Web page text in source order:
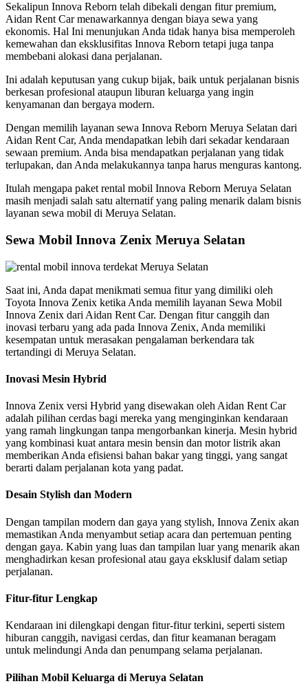
Sekalipun Innova Reborn telah dibekali dengan fitur premium,
Aidan Rent Car menawarkannya dengan biaya sewa yang
ekonomis. Hal Ini menunjukan Anda tidak hanya bisa memperoleh
kemewahan dan eksklusifitas Innova Reborn tetapi juga tanpa
membebani alokasi dana perjalanan.
Ini adalah keputusan yang cukup bijak, baik untuk perjalanan bisnis
berkesan profesional ataupun liburan keluarga yang ingin
kenyamanan dan bergaya modern.
Dengan memilih layanan sewa Innova Reborn Meruya Selatan dari
Aidan Rent Car, Anda mendapatkan lebih dari sekadar kendaraan
sewaan premium. Anda bisa mendapatkan perjalanan yang tidak
terlupakan, dan Anda melakukannya tanpa harus menguras kantong.
Itulah mengapa paket rental mobil Innova Reborn Meruya Selatan
masih menjadi salah satu alternatif yang paling menarik dalam bisnis
layanan sewa mobil di Meruya Selatan.
Sewa Mobil Innova Zenix Meruya Selatan
Saat ini, Anda dapat menikmati semua fitur yang dimiliki oleh
Toyota Innova Zenix ketika Anda memilih layanan Sewa Mobil
Innova Zenix dari Aidan Rent Car. Dengan fitur canggih dan
inovasi terbaru yang ada pada Innova Zenix, Anda memiliki
kesempatan untuk merasakan pengalaman berkendara tak
tertandingi di Meruya Selatan.
Inovasi Mesin Hybrid
Innova Zenix versi Hybrid yang disewakan oleh Aidan Rent Car
adalah pilihan cerdas bagi mereka yang menginginkan kendaraan
yang ramah lingkungan tanpa mengorbankan kinerja. Mesin hybrid
yang kombinasi kuat antara mesin bensin dan motor listrik akan
memberikan Anda efisiensi bahan bakar yang tinggi, yang sangat
berarti dalam perjalanan kota yang padat.
Desain Stylish dan Modern
Dengan tampilan modern dan gaya yang stylish, Innova Zenix akan
memastikan Anda menyambut setiap acara dan pertemuan penting
dengan gaya. Kabin yang luas dan tampilan luar yang menarik akan
menghadirkan kesan profesional atau gaya eksklusif dalam setiap
perjalanan.
Fitur-fitur Lengkap
Kendaraan ini dilengkapi dengan fitur-fitur terkini, seperti sistem
hiburan canggih, navigasi cerdas, dan fitur keamanan beragam
untuk melindungi Anda dan penumpang selama perjalanan.
Pilihan Mobil Keluarga di Meruya Selatan